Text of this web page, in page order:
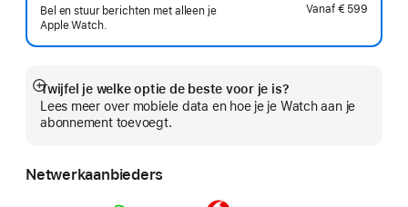
Bel en stuur berichten met alleen je
Apple Watch.
Vanaf € 599
Twijfel je welke optie de beste voor je is?
Lees meer over mobiele data en hoe je je Watch aan je
abonnement toevoegt.
Meer
Netwerkaanbieders